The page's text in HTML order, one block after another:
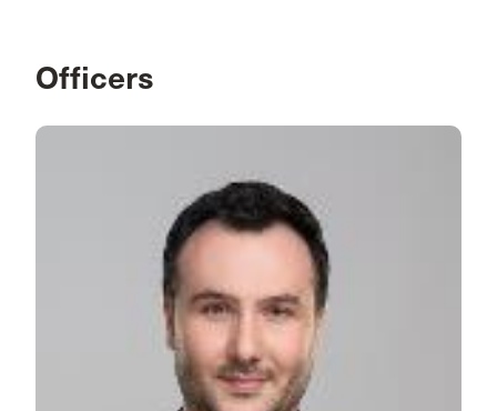
Officers